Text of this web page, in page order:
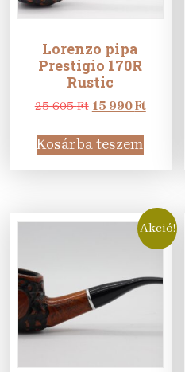
Lorenzo pipa
Prestigio 170R
Rustic
25 605Ft Original
was:
25
605 Ft.
15 990FtCurrent
990 Ft.
Kosárba teszem
Akció!